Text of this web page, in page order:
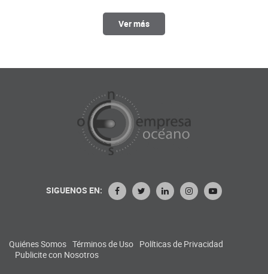
Ver más
SIGUENOS EN:
Quiénes Somos Términos de Uso Políticas de Privacidad
Publicite con Nosotros